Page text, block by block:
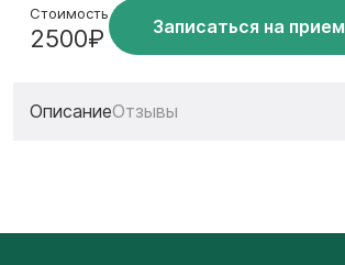
Стоимость
2500₽ Записаться на прием
ОписаниеОтзывы